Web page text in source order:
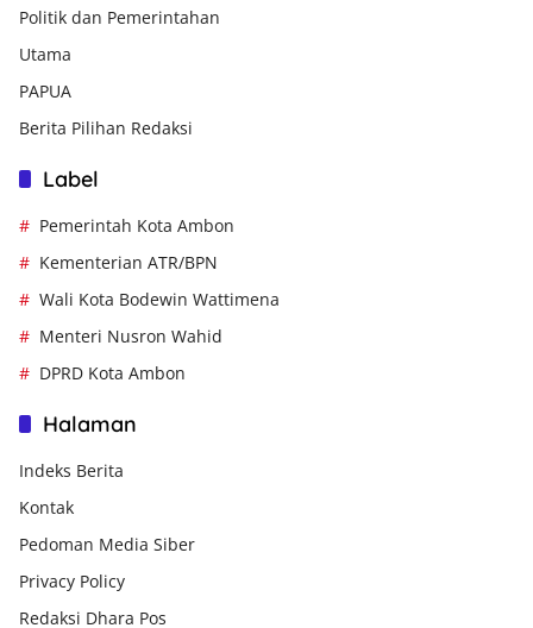
Politik dan Pemerintahan
Utama
PAPUA
Berita Pilihan Redaksi
Label
Pemerintah Kota Ambon
Kementerian ATR/BPN
Wali Kota Bodewin Wattimena
Menteri Nusron Wahid
DPRD Kota Ambon
Halaman
Indeks Berita
Kontak
Pedoman Media Siber
Privacy Policy
Redaksi Dhara Pos